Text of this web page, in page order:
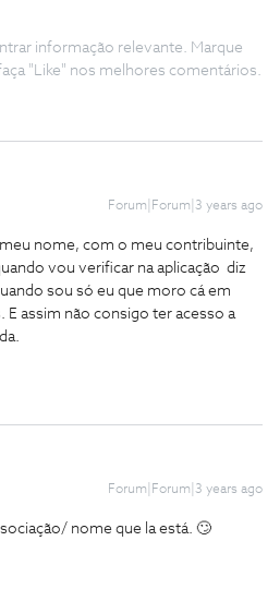
informação relevante. Marque
"Like" nos melhores comentários.
Forum|Forum|3 years ago
nome, com o meu contribuinte,
vou verificar na aplicação diz
sou só eu que moro cá em
E assim não consigo ter acesso a
Forum|Forum|3 years ago
nome que la está. 🙄